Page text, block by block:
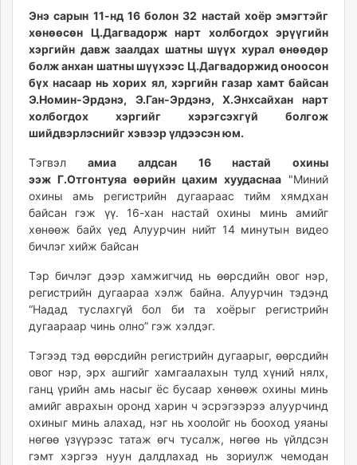
unuudur.mn
isee.mn
mglradio.com
fact.mn
itoim.mn
tumen.mn
shuum.mn
tvmongolia.mn
mass.mn
unegui.mn
assa.mn
toim.mn
tac.mn
paparazzi.mn
unread.today
Энэ сарын 11-нд 16 болон 32 настай хоёр эмэгтэйг
хөнөөсөн Ц.Дагвадорж нарт холбогдох эрүүгийн
хэргийн давж заалдах шатны шүүх хурал өнөөдөр
болж анхан шатны шүүхээс Ц.Дагвадоржид оноосон
бүх насаар нь хорих ял, хэргийн газар хамт байсан
Э.Номин-Эрдэнэ, Э.Ган-Эрдэнэ, Х.Энхсайхан нарт
холбогдох хэргийг хэрэгсэхгүй болгож
шийдвэрлэснийг хэвээр үлдээсэн юм.
Тэгвэл амиа алдсан 16 настай охины
ээж Г.Отгонтуяа өөрийн цахим хуудаснаа "Миний
охины амь регистрийн дугаараас тийм хямдхан
байсан гэж үү. 16-хан настай охины минь амийг
хөнөөж байх үед Алуурчин нийт 14 минутын видео
бичлэг хийж байсан
Тэр бичлэг дээр хамжигчид нь өөрсдийн овог нэр,
регистрийн дугаараа хэлж байна. Алуурчин тэдэнд
“Надад туслахгүй бол би та хоёрыг регистрийн
дугаараар чинь олно” гэж хэлдэг.
Тэгээд тэд өөрсдийн регистрийн дугаарыг, өөрсдийн
овог нэр, эрх ашгийг хамгаалахын тулд хүний нялх,
ганц үрийн амь насыг ёс бусаар хөнөөж охины минь
амийг аврахын оронд харин ч эсрэгээрээ алуурчинд
охиныг минь алахад, нэг нь хоолойг нь бооход уяаны
нөгөө үзүүрээс татаж өгч тусалж, нөгөө нь үйлдсэн
гэмт хэргээ нуун далдлахад нь зориулж чемодан